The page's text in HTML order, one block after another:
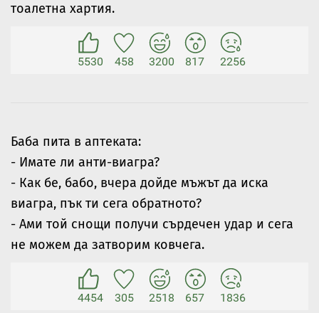
тоалетна хартия.
5530 458 3200 817 2256
Баба пита в аптеката:
- Имате ли анти-виагра?
- Как бе, бабо, вчера дойде мъжът да иска
виагра, пък ти сега обратното?
- Ами той снощи получи сърдечен удар и сега
не можем да затворим ковчега.
4454 305 2518 657 1836